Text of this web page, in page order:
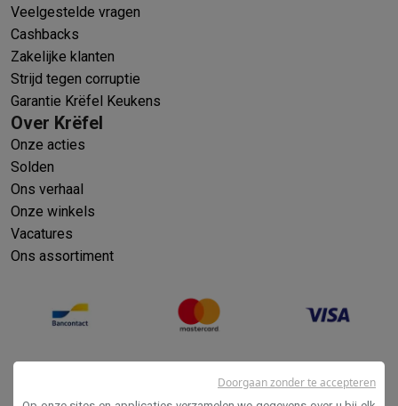
Veelgestelde vragen
Cashbacks
Zakelijke klanten
Strijd tegen corruptie
Garantie Krëfel Keukens
Over Krëfel
Onze acties
Solden
Ons verhaal
Onze winkels
Vacatures
Ons assortiment
Doorgaan zonder te accepteren